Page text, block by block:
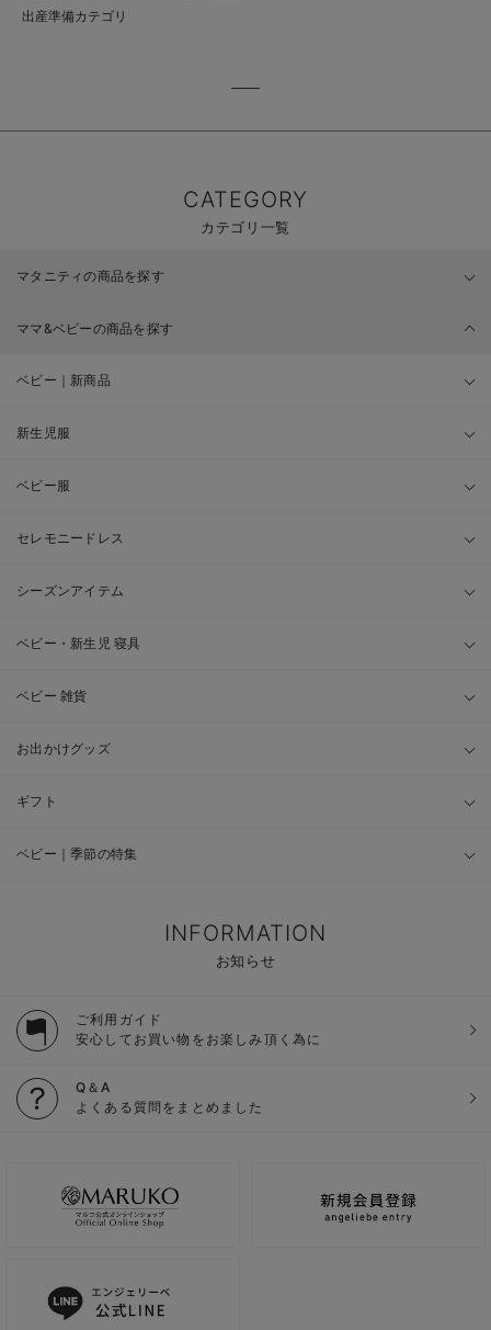
出産準備カテゴリ
CATEGORY
カテゴリ一覧
マタニティの商品を探す
ママ&ベビーの商品を探す
ベビー｜新商品
新生児服
ベビー服
セレモニードレス
シーズンアイテム
ベビー・新生児 寝具
ベビー 雑貨
お出かけグッズ
ギフト
ベビー｜季節の特集
INFORMATION
お知らせ
ご利用ガイド
安心してお買い物をお楽しみ頂く為に
Q＆A
よくある質問をまとめました